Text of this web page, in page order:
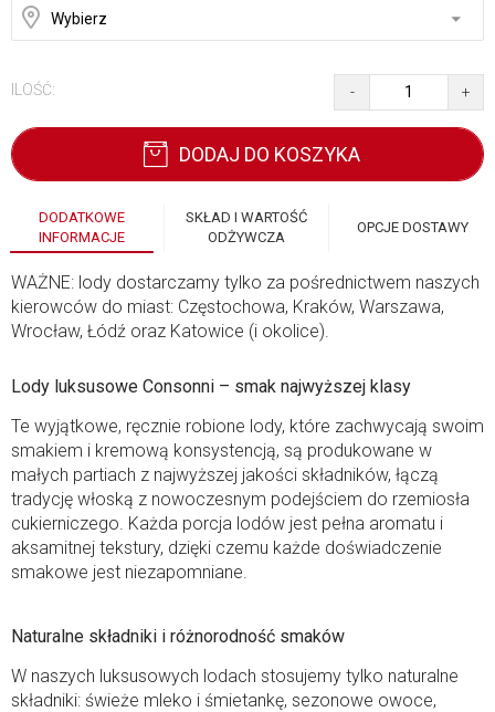
ILOŚĆ: - +
DODAJ DO KOSZYKA
DODATKOWE
INFORMACJE
SKŁAD I WARTOŚĆ
ODŻYWCZA
OPCJE DOSTAWY
WAŻNE: lody dostarczamy tylko za pośrednictwem naszych
kierowców do miast: Częstochowa, Kraków, Warszawa,
Wrocław, Łódź oraz Katowice (i okolice).
Lody luksusowe Consonni – smak najwyższej klasy
Te wyjątkowe, ręcznie robione lody, które zachwycają swoim
smakiem i kremową konsystencją, są produkowane w
małych partiach z najwyższej jakości składników, łączą
tradycję włoską z nowoczesnym podejściem do rzemiosła
cukierniczego. Każda porcja lodów jest pełna aromatu i
aksamitnej tekstury, dzięki czemu każde doświadczenie
smakowe jest niezapomniane.
Naturalne składniki i różnorodność smaków
W naszych luksusowych lodach stosujemy tylko naturalne
składniki: świeże mleko i śmietankę, sezonowe owoce,